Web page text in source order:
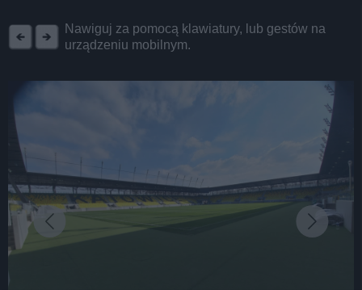
Nawiguj za pomocą klawiatury, lub gestów na
urządzeniu mobilnym.